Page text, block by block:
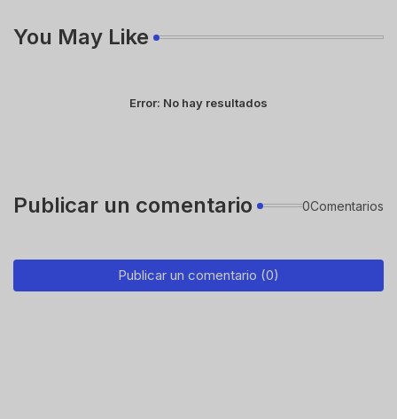
You May Like
Error: No hay resultados
Publicar un comentario 0Comentarios
Publicar un comentario (0)